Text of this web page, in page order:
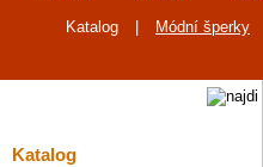
Katalog Módní šperky
Katalog